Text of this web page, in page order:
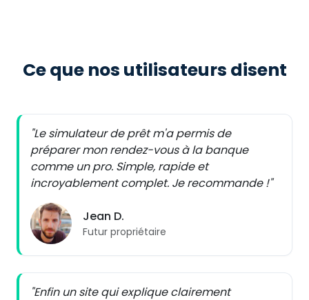
Ce que nos utilisateurs disent
"Le simulateur de prêt m'a permis de
préparer mon rendez-vous à la banque
comme un pro. Simple, rapide et
incroyablement complet. Je recommande !"
Jean D.
Futur propriétaire
"Enfin un site qui explique clairement